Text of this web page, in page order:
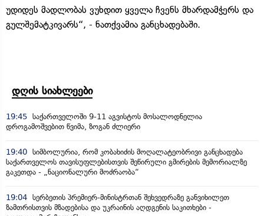
უდიდეს მადლობას ვუხდით ყველა ჩვენს მხარდამჭერს და
გულშემატკივარს“, - ნათქვამია განცხადებაში.
დღის სიახლეები
19:45 საქართველოში 9-11 აგვისტოს მოსალოდნელია
დროგამოშვებით წვიმა, ზოგან ძლიერი
19:40 სიმბოლურია, რომ კობახიძის მოღალატეობრივი განცხადება
საქართველოს თავისუფლებისთვის შეწირული გმირების მემორიალზე
გაკეთდა - „ნაციონალური მოძრაობა“
19:04 სერბეთის პრემიერ-მინისტრთან შეხვედრაზე განვიხილეთ
ზამთრისთვის მზადებისა და უკრაინის აღდგენის საკითხები -